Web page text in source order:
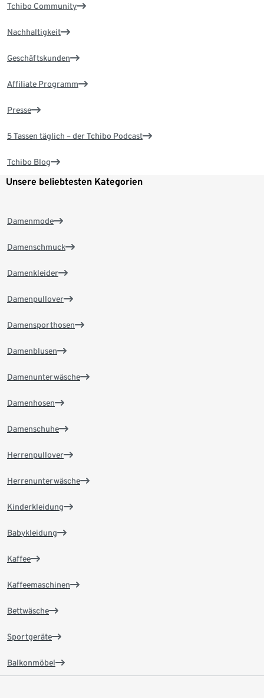
Tchibo Community
Nachhaltigkeit
Geschäftskunden
Affiliate Programm
Presse
5 Tassen täglich – der Tchibo Podcast
Tchibo Blog
Unsere beliebtesten Kategorien
Damenmode
Damenschmuck
Damenkleider
Damenpullover
Damensporthosen
Damenblusen
Damenunterwäsche
Damenhosen
Damenschuhe
Herrenpullover
Herrenunterwäsche
Kinderkleidung
Babykleidung
Kaffee
Kaffeemaschinen
Bettwäsche
Sportgeräte
Balkonmöbel